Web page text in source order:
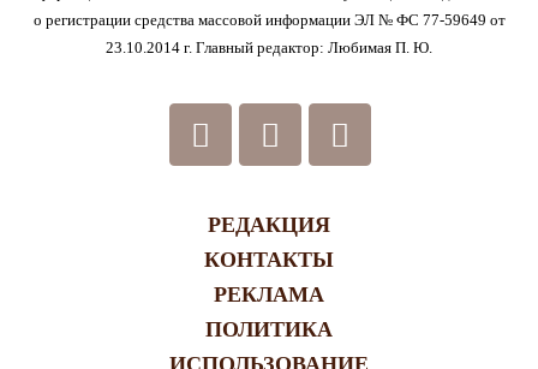
о регистрации средства массовой информации ЭЛ № ФС 77-59649 от
23.10.2014 г. Главный редактор: Любимая П. Ю.
РЕДАКЦИЯ
КОНТАКТЫ
РЕКЛАМА
ПОЛИТИКА
ИСПОЛЬЗОВАНИЕ